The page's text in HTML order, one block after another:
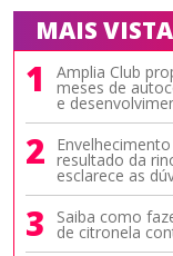
MAIS
1 Amplia Club
meses de
e
2 resultado da
esclarece as
3 Saiba como
de citronela